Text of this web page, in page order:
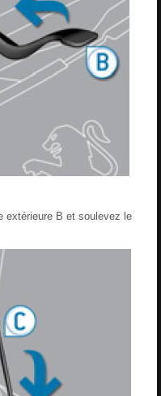
extérieure B et soulevez le